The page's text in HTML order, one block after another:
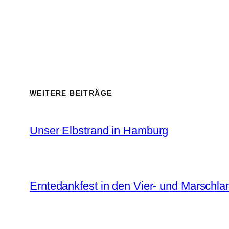
WEITERE BEITRÄGE
Unser Elbstrand in Hamburg
Erntedankfest in den Vier- und